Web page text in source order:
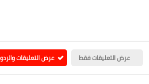
عرض التعليقات فقط عرض التعليقات